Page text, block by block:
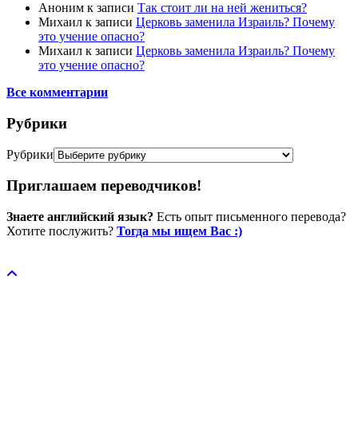
Аноним к записи Так стоит ли на ней жениться?
Михаил к записи Церковь заменила Израиль? Почему
это учение опасно?
Михаил к записи Церковь заменила Израиль? Почему
это учение опасно?
Все комментарии
Рубрики
Рубрики
Приглашаем переводчиков!
Знаете английский язык? Есть опыт письменного перевода?
Хотите послужить? Тогда мы ищем Вас :)